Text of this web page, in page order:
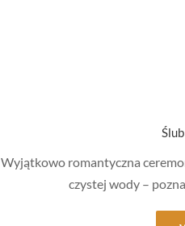
Wyjątkowo romantyczna
czystej wody –